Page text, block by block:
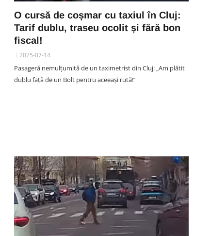
O cursă de coșmar cu taxiul în Cluj:
Tarif dublu, traseu ocolit și fără bon
fiscal!
2025-07-14
Pasageră nemulțumită de un taximetrist din Cluj: „Am plătit
dublu față de un Bolt pentru aceeași rută!”
costat 10 lei. Avea 200 de grame,
cântarul a marcat 822 grame”
mașină a fost rănită. A fost
extrasă de pompieri din taxi
07 August 00:45